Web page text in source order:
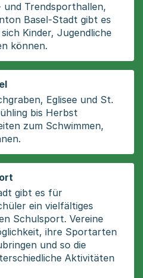
und Trendsporthallen,
Basel-Stadt gibt es
Kinder, Jugendliche
können.
Eglisee und St.
bis Herbst
zum Schwimmen,
gibt es für
ein vielfältiges
Schulsport. Vereine
ihre Sportarten
und so die
Aktivitäten